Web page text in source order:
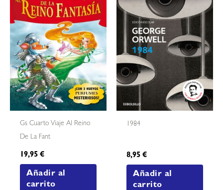
Gs Cuarto Viaje Al Reino
De La Fant
19,95€
Añadir al
carrito
1984
8,95€
Añadir al
carrito